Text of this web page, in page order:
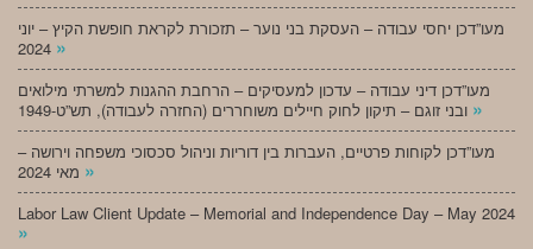
מעו”דכן יחסי עבודה – העסקת בני נוער – תזכורת לקראת חופשת הקיץ – יוני
»
מעו”דכן דיני עבודה – עדכון למעסיקים – הרחבת ההגנות למשרתי מילואים
»
מעו”דכן לקוחות פרטיים, העברות בין דוריות וניהול סכסוכי משפחה וירושה –
»
Labor Law Client Update – Memorial and Independence Day – May 2024
»